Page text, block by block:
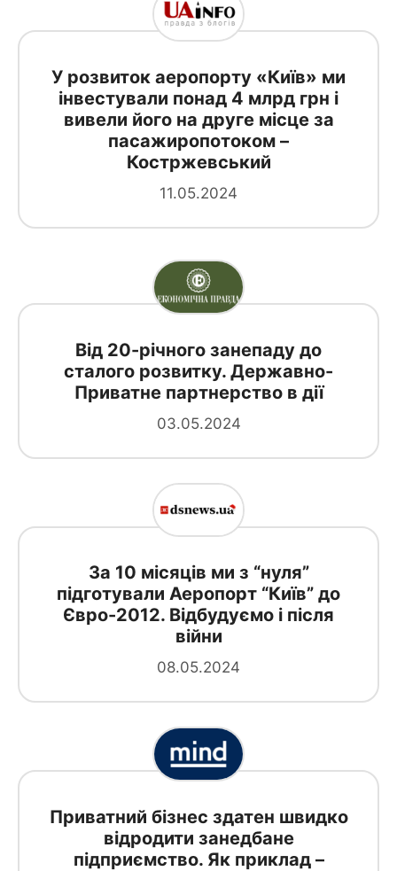
У розвиток аеропорту «Київ» ми
інвестували понад 4 млрд грн і
вивели його на друге місце за
пасажиропотоком –
Костржевський
11.05.2024
Від 20-річного занепаду до
сталого розвитку. Державно-
Приватне партнерство в дії
03.05.2024
За 10 місяців ми з “нуля”
підготували Аеропорт “Київ” до
Євро-2012. Відбудуємо і після
війни
08.05.2024
Приватний бізнес здатен швидко
відродити занедбане
підприємство. Як приклад –